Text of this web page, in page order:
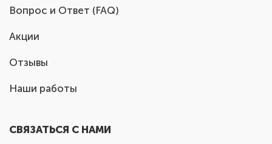
Вопрос и Ответ (FAQ)
Акции
Отзывы
Наши работы
СВЯЗАТЬСЯ С НАМИ